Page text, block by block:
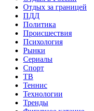
Отдых за границей
ПДД
Политика
Происшествия
Психология
Рынки
Сериалы
Спорт
ТВ
Теннис
Технологии
Тренды